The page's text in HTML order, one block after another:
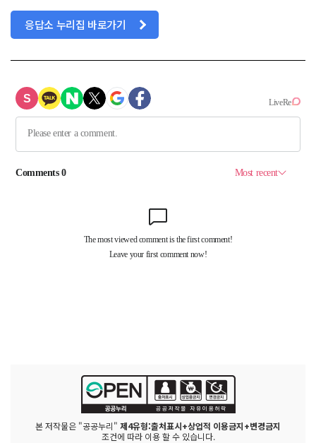
응답소 누리집 바로가기
본 저작물은 "공공누리" 제4유형:출처표시+상업적 이용금지+변경금지
조건에 따라 이용 할 수 있습니다.